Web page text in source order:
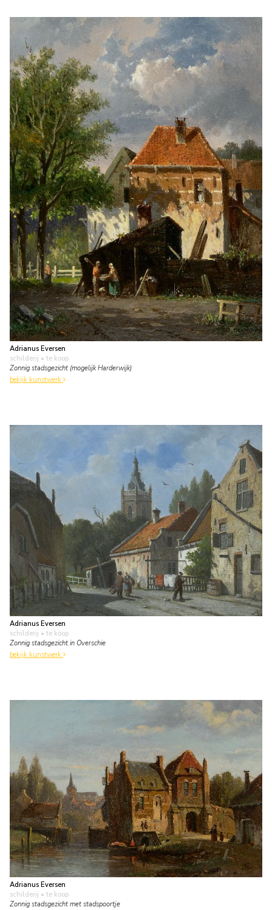
Adrianus Eversen
schilderij • te koop
Zonnig stadsgezicht (mogelijk Harderwijk)
bekijk kunstwerk
Adrianus Eversen
schilderij • te koop
Zonnig stadsgezicht in Overschie
bekijk kunstwerk
Adrianus Eversen
schilderij • te koop
Zonnig stadsgezicht met stadspoortje